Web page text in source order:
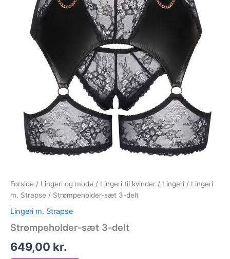
Forside / Lingeri og mode / Lingeri til kvinder / Lingeri / Lingeri
m. Strapse / Strømpeholder-sæt 3-delt
Lingeri m. Strapse
Strømpeholder-sæt 3-delt
649,00 kr.